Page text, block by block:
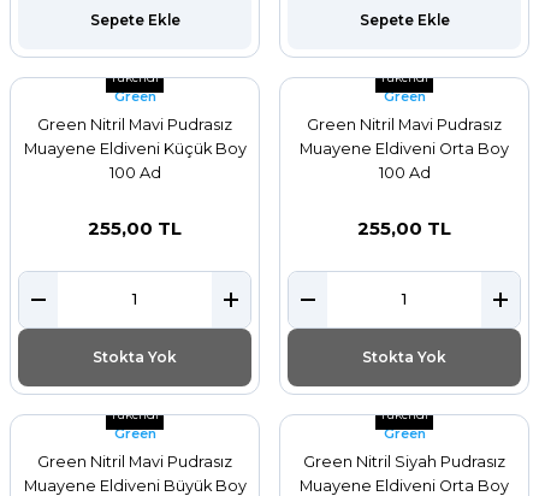
Sepete Ekle Sepete Ekle
Tükendi
Green
Green Nitril Mavi Pudrasız
Muayene Eldiveni Küçük Boy
100 Ad
255,00 TL
Stokta Yok
Tükendi
Green
Green Nitril Mavi Pudrasız
Muayene Eldiveni Orta Boy
100 Ad
255,00 TL
Stokta Yok
Tükendi
Green
Green Nitril Mavi Pudrasız
Muayene Eldiveni Büyük Boy
Tükendi
Green
Green Nitril Siyah Pudrasız
Muayene Eldiveni Orta Boy